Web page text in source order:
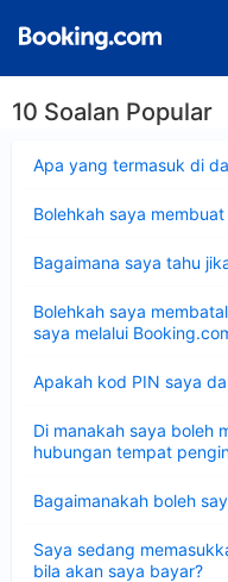
10 Soalan Popular
Apa yang termasuk di
Bolehkah saya
Bagaimana saya tahu
Bolehkah saya
saya melalui
Apakah kod PIN saya
Di manakah saya boleh
hubungan tempat
Bagaimanakah boleh
Saya sedang
bila akan saya bayar?